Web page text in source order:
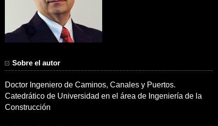
Sobre el autor
Doctor Ingeniero de Caminos, Canales y Puertos.
Catedrático de Universidad en el área de Ingeniería de la
Construcción